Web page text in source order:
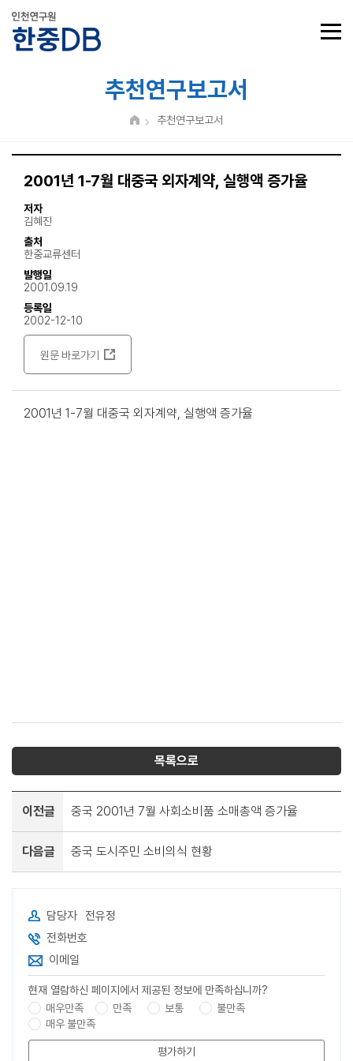
추천연구보고서
추천연구보고서
2001년 1-7월 대중국 외자계약, 실행액 증가율
저자
김혜진
출처
한중교류센터
발행일
2001.09.19
등록일
2002-12-10
원문 바로가기
2001년 1-7월 대중국 외자계약, 실행액 증가율
목록으로
이전글 중국 2001년 7월 사회소비품 소매총액 증가율
다음글 중국 도시주민 소비의식 현황
담당자 전유정
전화번호
이메일
현재 열람하신 페이지에서 제공된 정보에 만족하십니까?
매우만족
만족 보통
불만족
매우 불만족
평가하기